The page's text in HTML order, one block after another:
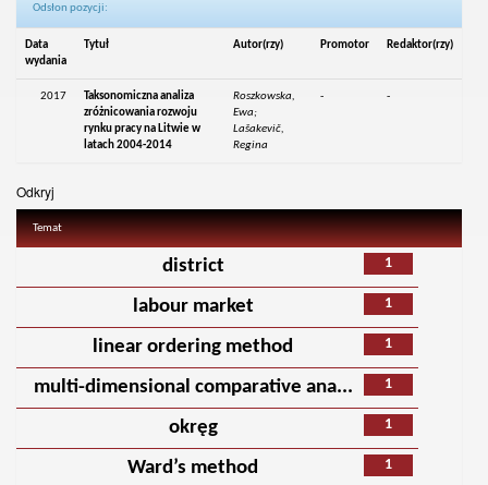
Odsłon pozycji:
Data
wydania
Tytuł Autor(rzy) Promotor Redaktor(rzy)
2017
Taksonomiczna analiza
zróżnicowania rozwoju
rynku pracy na Litwie w
latach 2004-2014
Roszkowska,
Ewa;
Lašakevič,
Regina
- -
Odkryj
Temat
1
district
1
labour market
1
linear ordering method
1
multi-dimensional comparative ana...
1
okręg
1
Ward’s method